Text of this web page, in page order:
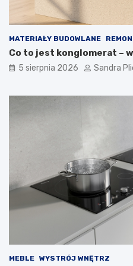
MATERIAŁY BUDOWLANE
Co to jest konglomerat –
5 sierpnia 2026 Sandra
MEBLE WYSTRÓJ WNĘTRZ